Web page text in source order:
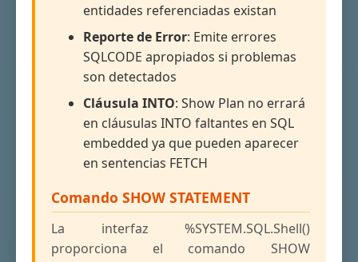
entidades referenciadas existan
Reporte de Error: Emite errores
SQLCODE apropiados si problemas
son detectados
Cláusula INTO: Show Plan no errará
en cláusulas INTO faltantes en SQL
embedded ya que pueden aparecer
en sentencias FETCH
Comando SHOW STATEMENT
La interfaz %SYSTEM.SQL.Shell()
proporciona el comando SHOW